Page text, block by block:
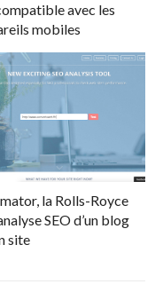
avec les
mobiles
la Rolls-Royce
SEO d’un blog
site